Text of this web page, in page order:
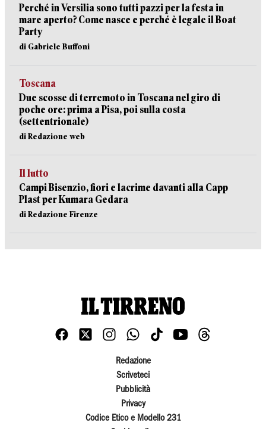
Perché in Versilia sono tutti pazzi per la festa in
mare aperto? Come nasce e perché è legale il Boat
Party
di Gabriele Buffoni
Toscana
Due scosse di terremoto in Toscana nel giro di
poche ore: prima a Pisa, poi sulla costa
(settentrionale)
di Redazione web
Il lutto
Campi Bisenzio, fiori e lacrime davanti alla Capp
Plast per Kumara Gedara
di Redazione Firenze
Redazione
Scriveteci
Pubblicità
Privacy
Codice Etico e Modello 231